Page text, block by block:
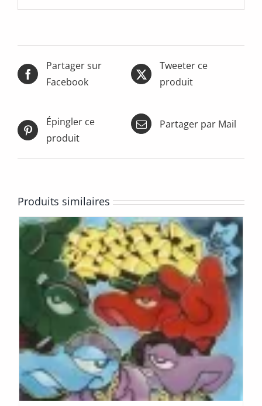
Partager sur
Facebook
Tweeter ce
produit
Épingler ce
produit
Partager par Mail
Produits similaires